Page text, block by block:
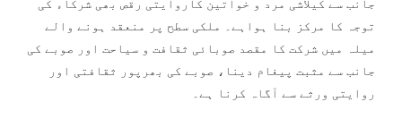
جانب سے کیلاشی مرد و خواتین کاروایتی رقص بھی شرکاء کی
توجہ کا مرکز بنا ہواہے۔ ملکی سطح پر منعقد ہونے والے
میلہ میں شرکت کا مقصد صوبائی ثقافت و سیاحت اور صوبے کی
جانب سے مثبت پیغام دینا، صوبے کی بھرپور ثقافتی اور
روایتی ورثے سے آگاہ کرنا ہے۔